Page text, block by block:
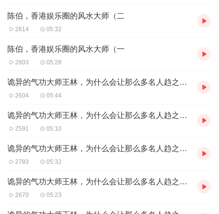
陈伯，香港娱乐圈的风水大师（二
2614 05:32
陈伯，香港娱乐圈的风水大师（一
2803 05:28
诡异的气功大师王林，为什么会让那么多名人趋之若鹜（完
2604 05:44
诡异的气功大师王林，为什么会让那么多名人趋之若鹜（六
2591 05:10
诡异的气功大师王林，为什么会让那么多名人趋之若鹜（五
2783 05:32
诡异的气功大师王林，为什么会让那么多名人趋之若鹜（四
2670 05:23